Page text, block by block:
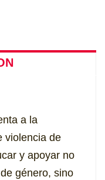
a la
violencia de
y apoyar no
género, sino